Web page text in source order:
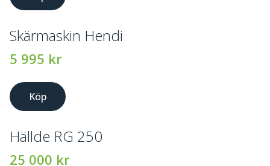
Skärmaskin Hendi
5 995 kr
Köp
Hällde RG 250
25 000 kr